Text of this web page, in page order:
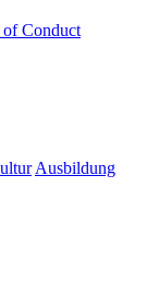
of Conduct
Ausbildung